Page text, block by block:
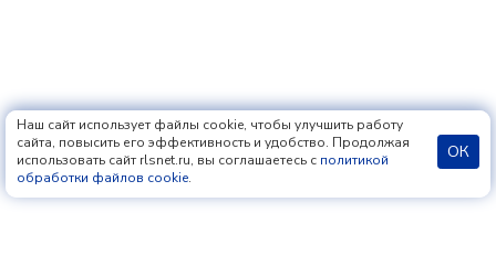
Наш сайт использует файлы cookie, чтобы улучшить работу
сайта, повысить его эффективность и удобство. Продолжая
использовать сайт rlsnet.ru, вы соглашаетесь с политикой
обработки файлов cookie.
ОК